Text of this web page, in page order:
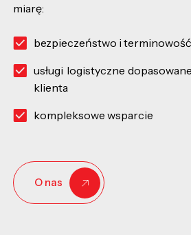
miarę:
bezpieczeństwo i
usługi logistyczne
klienta
kompleksowe wsparcie
O nas